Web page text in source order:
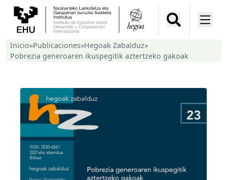
Inicio»Publicaciones»Hegoak Zabalduz»
Pobrezia generoaren ikuspegitik aztertzeko gakoak